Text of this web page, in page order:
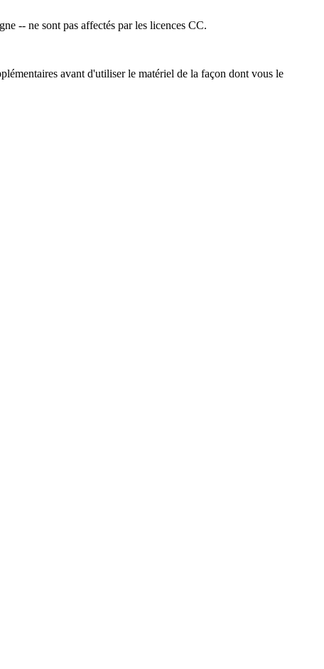
-- ne sont pas affectés par les licences CC.
avant d'utiliser le matériel de la façon dont vous le